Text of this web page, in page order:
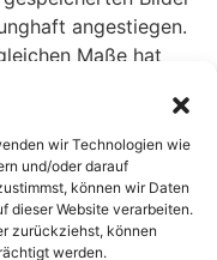
angestiegen.
Maße hat
aber auch die
Vorbei ist die
der 640 x 480 Pixel
Aber trotzdem
sich auf
wir Technologien wie
und/oder darauf
können wir Daten
dieser Website verarbeiten.
zurückziehst, können
werden.